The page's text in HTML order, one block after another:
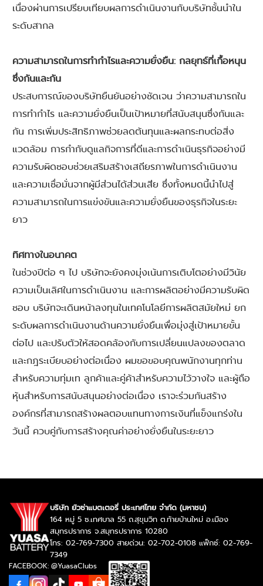
เนื่องผ่านการเปรียบเทียบผลการดำเนินงานกับบริษัทชั้นนำใน
ระดับสากล
ความสามารถในการทำกำไรและความยั่งยืน: กลยุทธ์ที่เกื้อหนุน
ซึ่งกันและกัน
ประสบการณ์ของบริษัทยืนยันอย่างชัดเจน ว่าความสามารถใน
การทำกำไร และความยั่งยืนเป็นเป้าหมายที่สนับสนุนซึ่งกันและ
กัน การเพิ่มประสิทธิภาพช่วยลดต้นทุนและผลกระทบต่อสิ่ง
แวดล้อม การกำกับดูแลกิจการที่ดีและการดำเนินธุรกิจอย่างมี
ความรับผิดชอบช่วยเสริมสร้างเสถียรภาพในการดำเนินงาน
และความเชื่อมั่นจากผู้มีส่วนได้ส่วนเสีย ซึ่งทั้งหมดนี้นำไปสู่
ความสามารถในการแข่งขันและความยั่งยืนของธุรกิจในระยะ
ยาว
ทิศทางในอนาคต
ในช่วงปีต่อ ๆ ไป บริษัทจะยังคงมุ่งเน้นการเติบโตอย่างมีวินัย
ความเป็นเลิศในการดำเนินงาน และการผลิตอย่างมีความรับผิด
ชอบ บริษัทจะเดินหน้าลงทุนในเทคโนโลยีการผลิตสมัยใหม่ ยก
ระดับผลการดำเนินงานด้านความยั่งยืนเพื่อมุ่งสู่เป้าหมายขั้น
ต่อไป และปรับตัวให้สอดคล้องกับการเปลี่ยนแปลงของตลาด
และกฎระเบียบอย่างต่อเนื่อง ผมขอขอบคุณพนักงานทุกท่าน
สำหรับความทุ่มเท ลูกค้าและคู่ค้าสำหรับความไว้วางใจ และผู้ถือ
หุ้นสำหรับการสนับสนุนอย่างต่อเนื่อง เราจะร่วมกันสร้าง
องค์กรที่สามารถสร้างผลตอบแทนทางการเงินที่แข็งแกร่งใน
วันนี้ ควบคู่กับการสร้างคุณค่าอย่างยั่งยืนในระยะยาว
บริษัท ยัวซ่าแบตเตอรี่ ประเทศไทย จำกัด (มหาชน)
164 หมู่ 5 ซ.เทศบาล 55 ถ.สุขุมวิท ต.ท้ายบ้านใหม่ อ.เมือง
สมุทรปราการ จ.สมุทรปราการ 10280
โทร: 02-769-7300 สายด่วน: 02-702-0108 แฟ็กซ์: 02-769-
7349
FACEBOOK: @YuasaClubs